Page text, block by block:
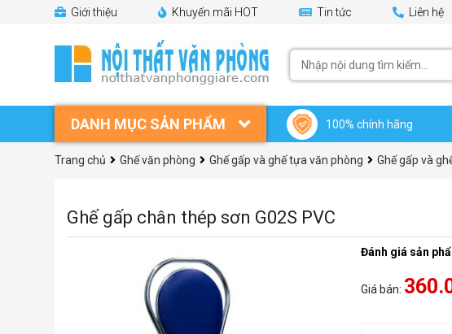
Giới thiệu Khuyến mãi HOT Tin tức Liên hệ
DANH MỤC SẢN PHẨM 100% chính hãng
Trang chủ Ghế văn phòng Ghế gấp và ghế tựa văn phòng Ghế gấp và
Ghế gấp chân thép sơn G02S PVC
Đánh giá sản
Giá bán: